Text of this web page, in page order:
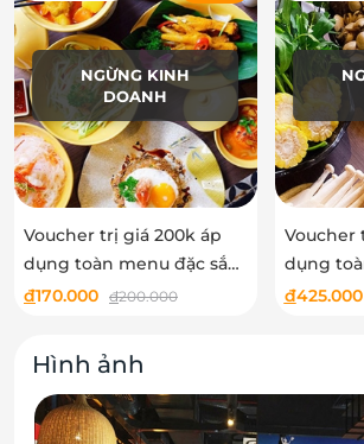
NGỪNG KINH
DOANH
Voucher trị giá 200k áp
dụng toàn menu đặc sắc
tại Thái Little Siam
đ170.000 đ200.000
Voucher
dụng
tại Thái
đ425.000
Hình ảnh